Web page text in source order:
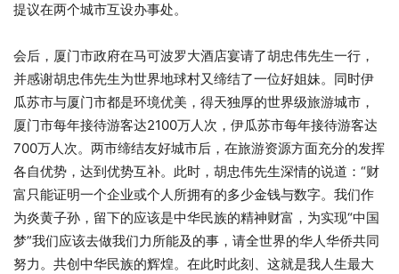
提议在两个城市互设办事处。
会后，厦门市政府在马可波罗大酒店宴请了胡忠伟先生一行，
并感谢胡忠伟先生为世界地球村又缔结了一位好姐妹。同时伊
瓜苏市与厦门市都是环境优美，得天独厚的世界级旅游城市，
厦门市每年接待游客达2100万人次，伊瓜苏市每年接待游客达
700万人次。两市缔结友好城市后，在旅游资源方面充分的发挥
各自优势，达到优势互补。此时，胡忠伟先生深情的说道：“财
富只能证明一个企业或个人所拥有的多少金钱与数字。我们作
为炎黄子孙，留下的应该是中华民族的精神财富，为实现“中国
梦”我们应该去做我们力所能及的事，请全世界的华人华侨共同
努力。共创中华民族的辉煌。在此时此刻、这就是我人生最大